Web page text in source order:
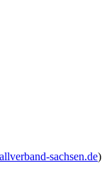
sachsen.de)